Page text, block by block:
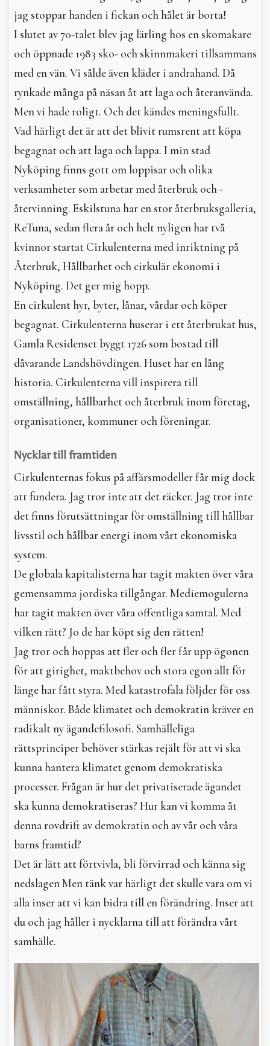
jag stoppar handen i fickan och hålet är borta!
I slutet av 70-talet blev jag lärling hos en skomakare
och öppnade 1983 sko- och skinnmakeri tillsammans
med en vän. Vi sålde även kläder i andrahand. Då
rynkade många på näsan åt att laga och återanvända.
Men vi hade roligt. Och det kändes meningsfullt.
Vad härligt det är att det blivit rumsrent att köpa
begagnat och att laga och lappa. I min stad
Nyköping finns gott om loppisar och olika
verksamheter som arbetar med återbruk och ­
återvinning. Eskilstuna har en stor återbruksgalleria,
ReTuna, sedan flera år och helt nyligen har två
kvinnor startat Cirkulenterna med inriktning på
Återbruk, Hållbarhet och cirkulär ekonomi i
Nyköping. Det ger mig hopp.
En cirkulent hyr, byter, lånar, vårdar och köper
begagnat. Cirkulenterna huserar i ett återbrukat hus,
Gamla Residenset byggt 1726 som bostad till
dåvarande Landshövdingen. Huset har en lång
historia. Cirkulenterna vill inspirera till
omställning, hållbarhet och återbruk inom företag,
organisationer, kommuner och föreningar.
Nycklar till framtiden
Cirkulenternas fokus på affärsmodeller får mig dock
att fundera. Jag tror inte att det räcker. Jag tror inte
det finns förutsättningar för omställning till hållbar
livsstil och hållbar energi inom vårt ekonomiska
system.
De globala kapitalisterna har tagit makten över våra
gemensamma jordiska tillgångar. Mediemogulerna
har tagit makten över våra offentliga samtal. Med
vilken rätt? Jo de har köpt sig den rätten!
Jag tror och hoppas att fler och fler får upp ögonen
för att girighet, maktbehov och stora egon allt för
länge har fått styra. Med katastrofala följder för oss
människor. Både klimatet och demokratin kräver en
radikalt ny ägandefilosofi. Samhälleliga
rättsprinciper behöver stärkas rejält för att vi ska
kunna hantera klimatet genom demokratiska
processer. Frågan är hur det privatiserade ägandet
ska kunna demokratiseras? Hur kan vi komma åt
denna rovdrift av demokratin och av vår och våra
barns framtid?
Det är lätt att förtvivla, bli förvirrad och känna sig
nedslagen Men tänk var härligt det skulle vara om vi
alla inser att vi kan bidra till en förändring. Inser att
du och jag håller i nycklarna till att förändra vårt
samhälle.